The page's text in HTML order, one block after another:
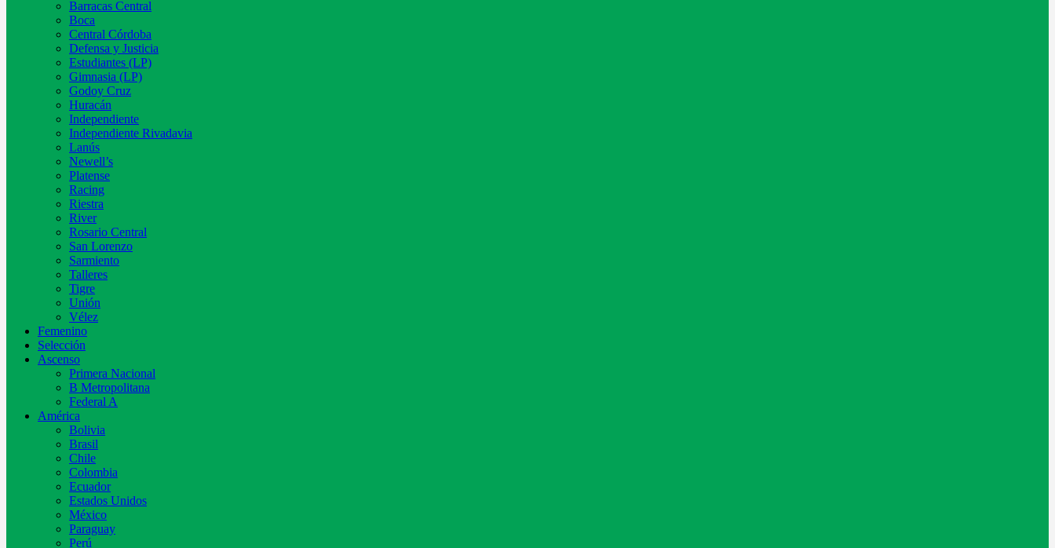
Barracas Central
Boca
Central Córdoba
Defensa y Justicia
Estudiantes (LP)
Gimnasia (LP)
Godoy Cruz
Huracán
Independiente
Independiente Rivadavia
Lanús
Newell’s
Platense
Racing
Riestra
River
Rosario Central
San Lorenzo
Sarmiento
Talleres
Tigre
Unión
Vélez
Femenino
Selección
Ascenso
Primera Nacional
B Metropolitana
Federal A
América
Bolivia
Brasil
Chile
Colombia
Ecuador
Estados Unidos
México
Paraguay
Perú